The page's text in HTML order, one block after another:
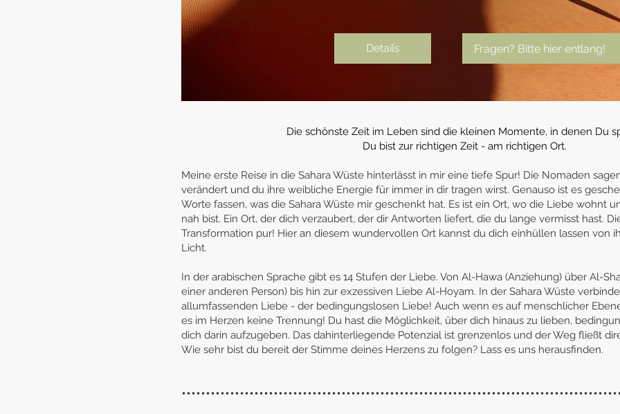
Details
Die schönste Zeit im Leben sind die kleinen Momente, in denen Du
Du bist zur richtigen Zeit - am richtigen Ort.
Meine erste Reise in die Sahara Wüste hinterlässt in mir eine tiefe Spur! Die Nomaden
verändert und du ihre weibliche Energie für immer in dir tragen wirst. Genauso ist es
Worte fassen, was die Sahara Wüste mir geschenkt hat. Es ist ein Ort, wo die Liebe wohnt
nah bist. Ein Ort, der dich verzaubert, der dir Antworten liefert, die du lange vermisst hast.
Transformation pur! Hier an diesem wundervollen Ort kannst du dich einhüllen lassen von
Licht.
In der arabischen Sprache gibt es 14 Stufen der Liebe. Von Al-Hawa (Anziehung) über Al-
einer anderen Person) bis hin zur exzessiven Liebe Al-Hoyam. In der Sahara Wüste
allumfassenden Liebe - der bedingungslosen Liebe! Auch wenn es auf menschlicher
es im Herzen keine Trennung! Du hast die Möglichkeit, über dich hinaus zu lieben,
dich darin aufzugeben. Das dahinterliegende Potenzial ist grenzenlos und der Weg fließt
Wie sehr bist du bereit der Stimme deines Herzens zu folgen? Lass es uns herausfinden.
Fragen? Bitte hier entlang!